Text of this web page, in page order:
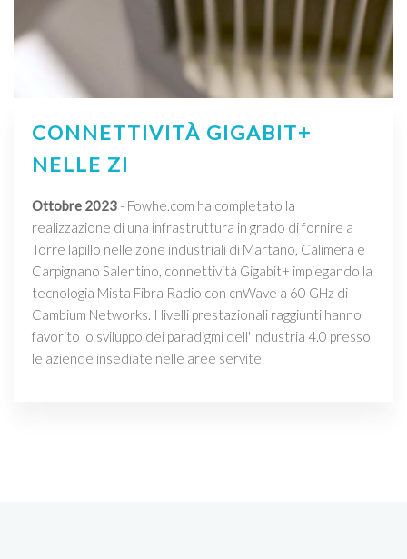
CONNETTIVITÀ GIGABIT+
NELLE ZI
Ottobre 2023- Fowhe.com ha completato la
realizzazione di una infrastruttura in grado di fornire a
Torre lapillo nelle zone industriali di Martano, Calimera e
Carpignano Salentino, connettività Gigabit+ impiegando la
tecnologia Mista Fibra Radio con cnWave a 60 GHz di
Cambium Networks. I livelli prestazionali raggiunti hanno
favorito lo sviluppo dei paradigmi dell'Industria 4.0 presso
le aziende insediate nelle aree servite.